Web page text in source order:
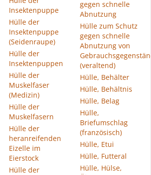
Insektenpuppe
Hülle der
Insektenpuppe
(Seidenraupe)
Hülle der
Insektenpuppen
Hülle der
Muskelfaser
(Medizin)
Hülle der
Muskelfasern
Hülle der
heranreifenden
Eizelle im
Eierstock
Hülle der
gegen schnelle
Abnutzung
Hülle zum Schutz
gegen schnelle
Abnutzung von
(veraltend)
Hülle, Behälter
Hülle, Behältnis
Hülle, Belag
Hülle,
Briefumschlag
(französisch)
Hülle, Etui
Hülle, Futteral
Hülle, Hülse,